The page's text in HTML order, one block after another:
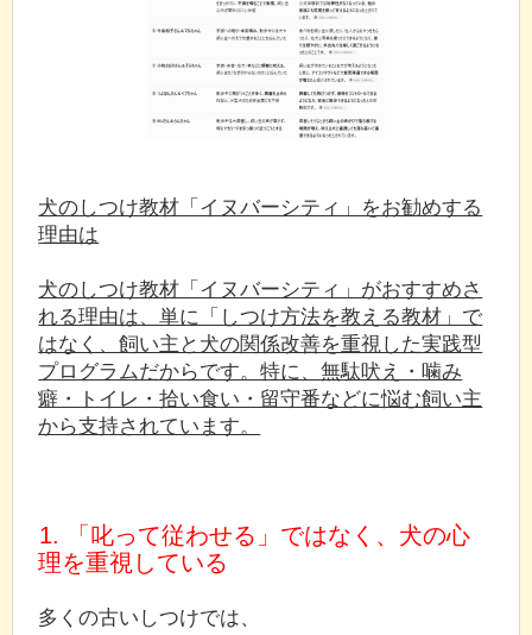
犬のしつけ教材「イヌバーシティ」をお勧めする
理由は
犬のしつけ教材「イヌバーシティ」がおすすめさ
れる理由は、単に「しつけ方法を教える教材」で
はなく、飼い主と犬の関係改善を重視した実践型
プログラムだからです。特に、無駄吠え・噛み
癖・トイレ・拾い食い・留守番などに悩む飼い主
から支持されています。
1. 「叱って従わせる」ではなく、犬の心
理を重視している
多くの古いしつけでは、